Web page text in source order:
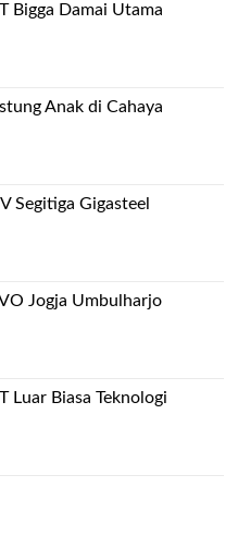
Bigga Damai Utama
Anak di Cahaya
Segitiga Gigasteel
Jogja Umbulharjo
Luar Biasa Teknologi